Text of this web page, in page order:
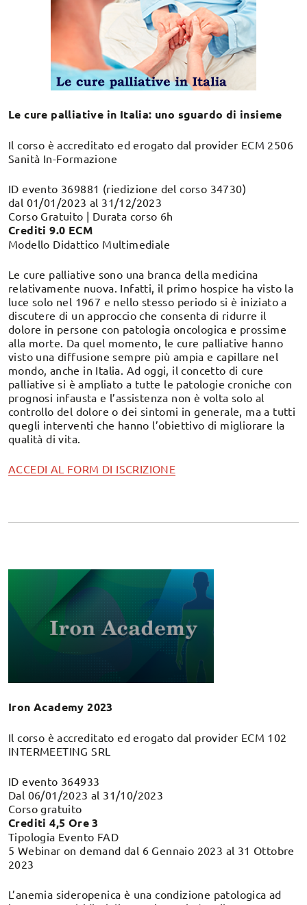
Le cure palliative in Italia: uno sguardo di insieme
Il corso è accreditato ed erogato dal provider ECM 2506
Sanità In-Formazione
ID evento 369881 (riedizione del corso 34730)
dal 01/01/2023 al 31/12/2023
Corso Gratuito | Durata corso 6h
Crediti 9.0 ECM
Modello Didattico Multimediale
Le cure palliative sono una branca della medicina
relativamente nuova. Infatti, il primo hospice ha visto la
luce solo nel 1967 e nello stesso periodo si è iniziato a
discutere di un approccio che consenta di ridurre il
dolore in persone con patologia oncologica e prossime
alla morte. Da quel momento, le cure palliative hanno
visto una diffusione sempre più ampia e capillare nel
mondo, anche in Italia. Ad oggi, il concetto di cure
palliative si è ampliato a tutte le patologie croniche con
prognosi infausta e l’assistenza non è volta solo al
controllo del dolore o dei sintomi in generale, ma a tutti
quegli interventi che hanno l’obiettivo di migliorare la
qualità di vita.
ACCEDI AL FORM DI ISCRIZIONE
Iron Academy 2023
Il corso è accreditato ed erogato dal provider ECM 102
INTERMEETING SRL
ID evento 364933
Dal 06/01/2023 al 31/10/2023
Corso gratuito
Crediti 4,5 Ore 3
Tipologia Evento FAD
5 Webinar on demand dal 6 Gennaio 2023 al 31 Ottobre
2023
L’anemia sideropenica è una condizione patologica ad